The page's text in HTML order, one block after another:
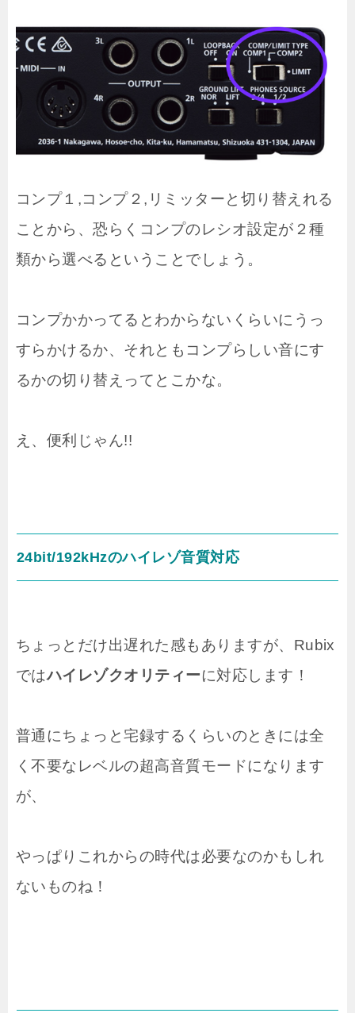
コンプ１,コンプ２,リミッターと切り替えれる
ことから、恐らくコンプのレシオ設定が２種
類から選べるということでしょう。
コンプかかってるとわからないくらいにうっ
すらかけるか、それともコンプらしい音にす
るかの切り替えってとこかな。
え、便利じゃん!!
24bit/192kHzのハイレゾ音質対応
ちょっとだけ出遅れた感もありますが、Rubix
ではハイレゾクオリティーに対応します！
普通にちょっと宅録するくらいのときには全
く不要なレベルの超高音質モードになります
が、
やっぱりこれからの時代は必要なのかもしれ
ないものね！